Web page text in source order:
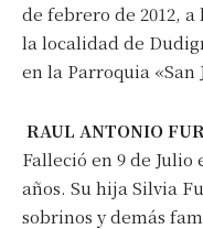
de febrero de 2012,
la localidad de
en la Parroquia «San
RAUL ANTONIO
Falleció en 9 de Julio
años. Su hija Silvia
sobrinos y demás